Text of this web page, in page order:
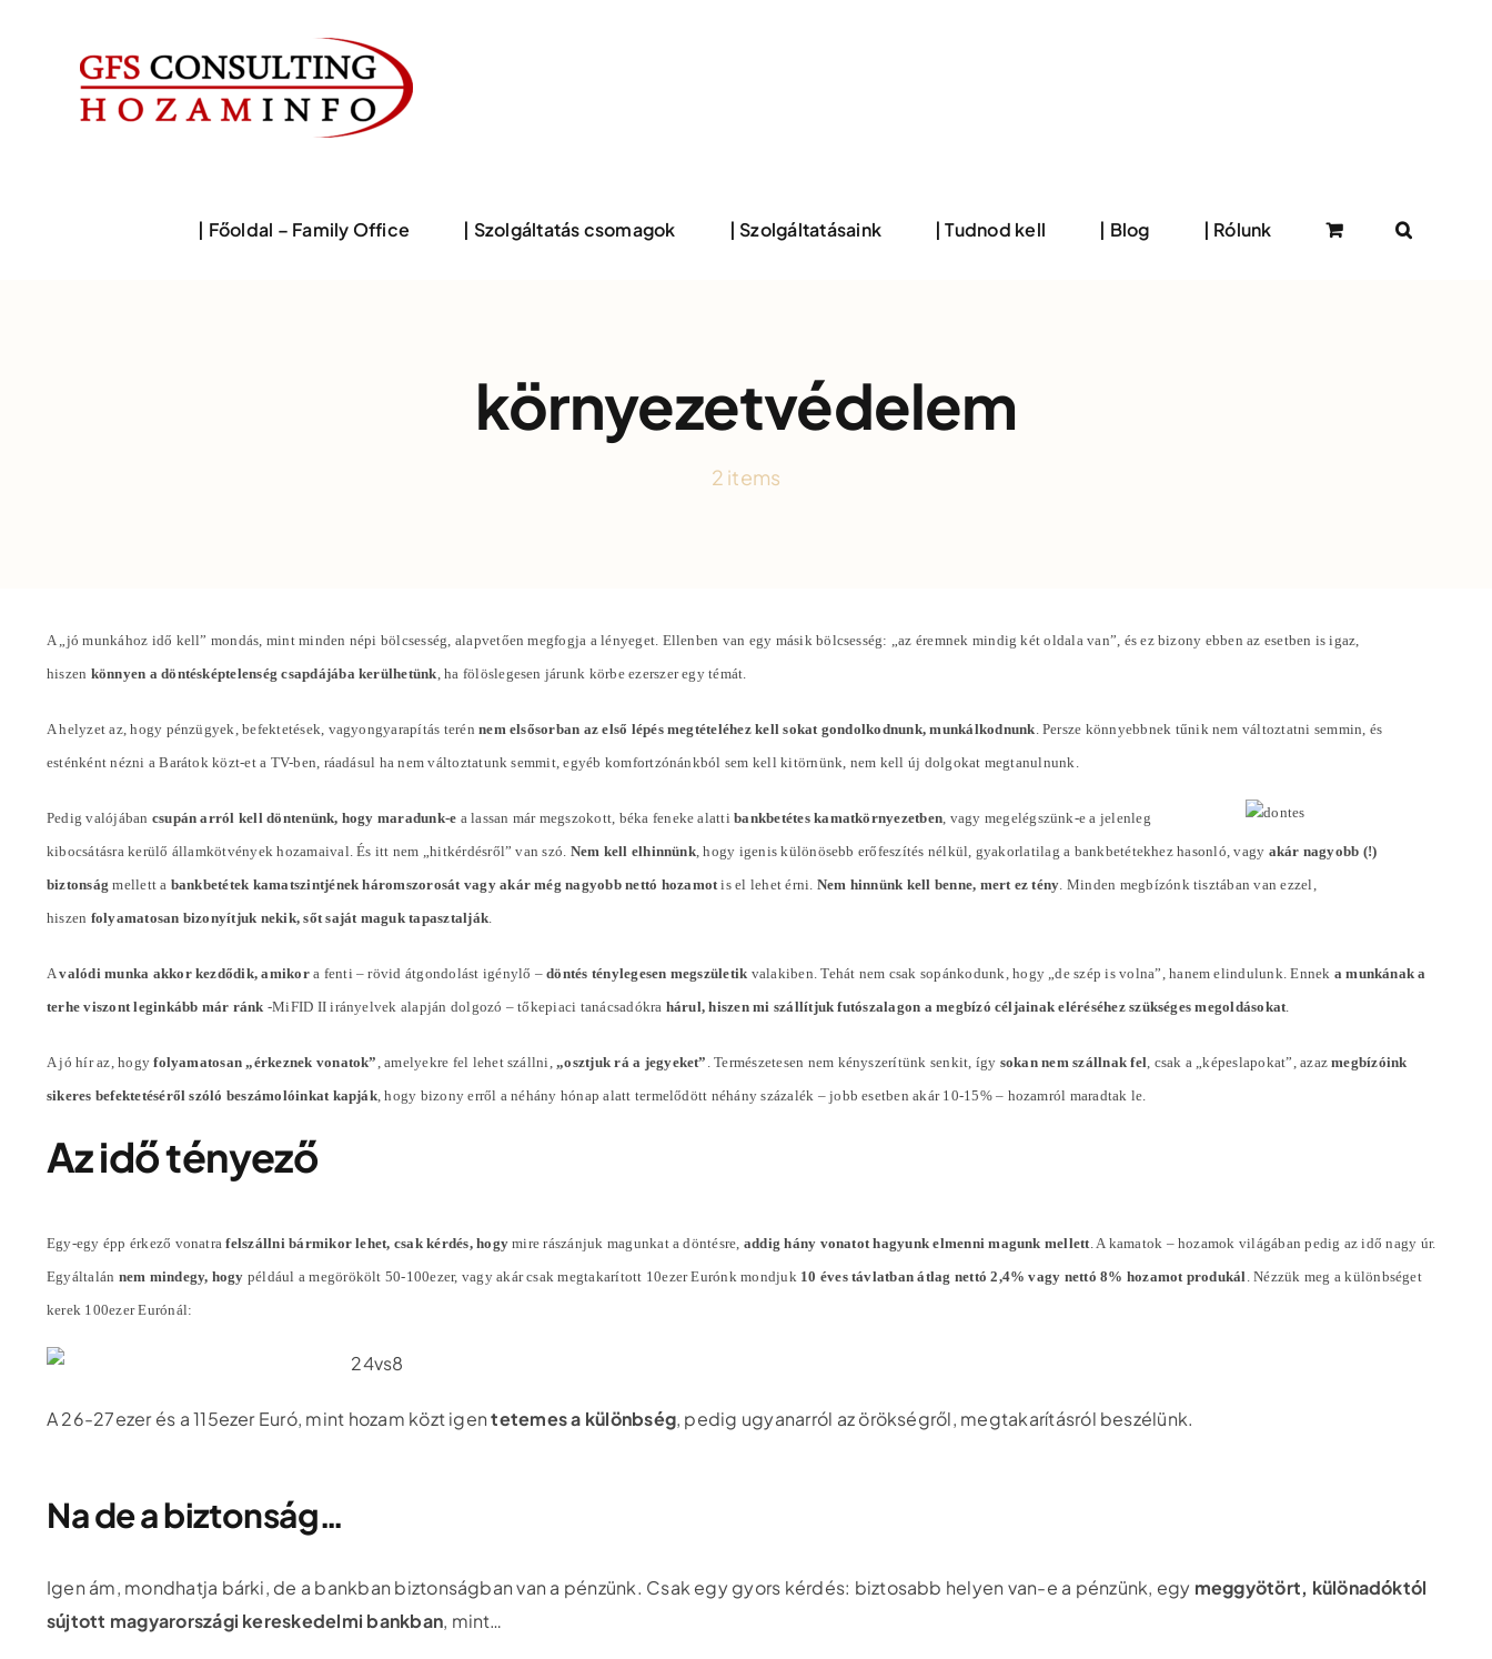
| Főoldal – Family Office | Szolgáltatás csomagok | Szolgáltatásaink | Tudnod kell | Blog | Rólunk
környezetvédelem
2 items
A „jó munkához idő kell” mondás, mint minden népi bölcsesség, alapvetően megfogja a lényeget. Ellenben van egy másik bölcsesség: „az éremnek mindig két oldala van”, és ez bizony ebben az esetben is igaz,
hiszen könnyen a döntésképtelenség csapdájába kerülhetünk , ha fölöslegesen járunk körbe ezerszer egy témát.
A helyzet az, hogy pénzügyek, befektetések, vagyongyarapítás terénnem elsősorban az első lépés megtételéhez kell sokat gondolkodnunk, munkálkodnunk . Persze könnyebbnek tűnik nem változtatni semmin, és
esténként nézni a Barátok közt-et a TV-ben, ráadásul ha nem változtatunk semmit, egyéb komfortzónánkból sem kell kitörnünk, nem kell új dolgokat megtanulnunk.
Pedig valójában csupán arról kell döntenünk, hogy maradunk-e a lassan már megszokott, béka feneke alattibankbetétes kamatkörnyezetben , vagy megelégszünk-e a jelenleg
kibocsátásra kerülő államkötvények hozamaival. És itt nem „hitkérdésről” van szó. Nem kell elhinnünk, hogy igenis különösebb erőfeszítés nélkül, gyakorlatilag a bankbetétekhez hasonló, vagy akár nagyobb (!)
biztonság mellett a bankbetétek kamatszintjének háromszorosát vagy akár még nagyobb nettó hozamot is el lehet érni. Nem hinnünk kell benne, mert ez tény . Minden megbízónk tisztában van ezzel,
hiszen folyamatosan bizonyítjuk nekik, sőt saját maguk tapasztalják
Avalódi munka akkor kezdődik, amikora fenti – rövid átgondolást igénylő –döntés ténylegesen megszületik valakiben. Tehát nem csak sopánkodunk, hogy „de szép is volna”, hanem elindulunk. Ennek a munkának a
terhe viszont leginkább már ránk -MiFID II irányelvek alapján dolgozó – tőkepiaci tanácsadókra hárul, hiszen mi szállítjuk futószalagon a megbízó céljainak eléréséhez szükséges megoldásokat
A jó hír az, hogyfolyamatosan „érkeznek vonatok” , amelyekre fel lehet szállni,„osztjuk rá a jegyeket” . Természetesen nem kényszerítünk senkit, így sokan nem szállnak fel , csak a „képeslapokat”, azazmegbízóink
sikeres befektetéséről szóló beszámolóinkat kapják, hogy bizony erről a néhány hónap alatt termelődött néhányszázalék – jobb esetben akár 10-15% – hozamról maradtak le.
Az idő tényező
Egy-egy épp érkező vonatrafelszállni bármikor lehet, csak kérdés, hogy mire rászánjuk magunkat a döntésre, addig hány vonatot hagyunk elmenni magunk mellett . A kamatok – hozamok világában pedig az idő nagy úr.
Egyáltalán nem mindegy, hogy például a megörökölt 50-100ezer, vagy akár csak megtakarított 10ezer Eurónk mondjuk 10 éves távlatban átlag nettó 2,4% vagy nettó 8% hozamot produkál . Nézzük meg a különbséget
kerek 100ezer Eurónál:
A 26-27ezer és a 115ezer Euró, mint hozam közt igentetemes a különbség, pedig ugyanarról az örökségről, megtakarításról beszélünk.
Na de a biztonság…
Igen ám, mondhatja bárki, de a bankban biztonságban van a pénzünk. Csak egy gyors kérdés: biztosabb helyen van-e a pénzünk, egy meggyötört, különadóktól
sújtott magyarországi kereskedelmi bankban, mint…